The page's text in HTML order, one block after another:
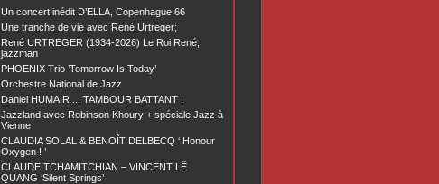
Un concert inédit D’ELLA, Copenhague 66
Une tranche de vie avec René Urtreger;
René URTREGER (1934-2026) Le Roi René,
jazzman
PHOENIX Trio ’Tomorrow Is Today’
Orchestre National de Jazz
Daniel HUMAIR ... TAMBOUR BATTANT !
Jazzland avec Robinson Khoury + spéciale Jazz à
Vienne
CLAUDIA SOLAL & BENOÎT DELBECQ ‘ Honour
Oxygen ! ’
CLAUDE TCHAMITCHIAN – VINCENT LÊ
QUANG ‘Silent Springs’